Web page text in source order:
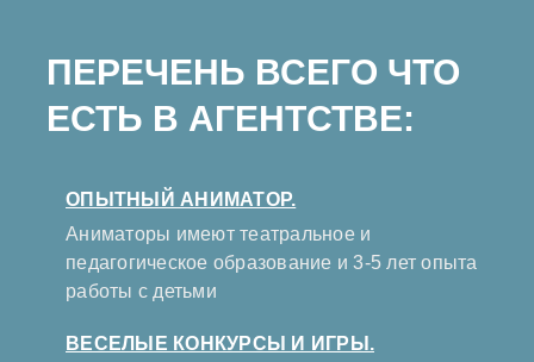
ПЕРЕЧЕНЬ ВСЕГО ЧТО
ЕСТЬ В АГЕНТСТВЕ:
ОПЫТНЫЙ АНИМАТОР.
Аниматоры имеют театральное и
педагогическое образование и 3-5 лет опыта
работы с детьми
ВЕСЕЛЫЕ КОНКУРСЫ И ИГРЫ.